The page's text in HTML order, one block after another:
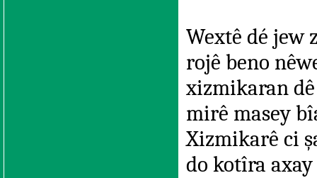
Wextê dé jew
rojê beno
xizmikaran
mirê masey
Xizmikarê ci
do kotîra axay